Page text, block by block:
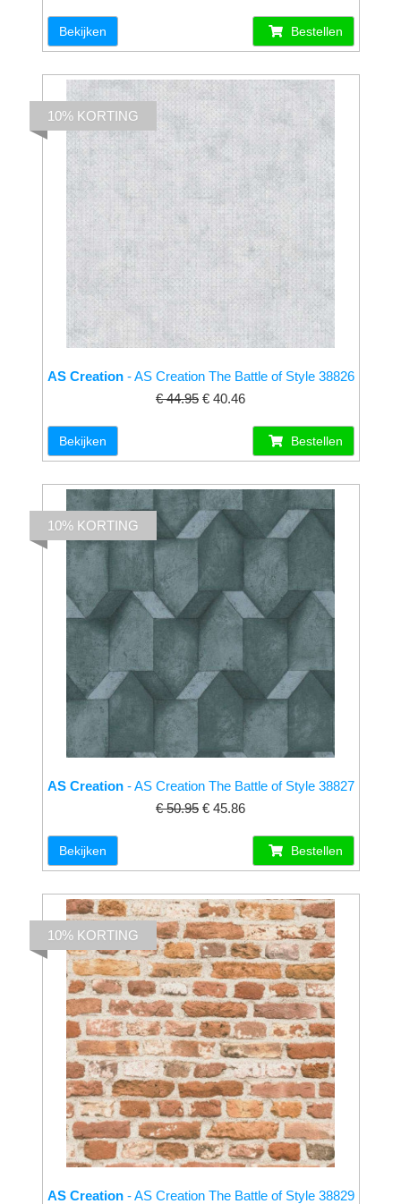
Bekijken Bestellen
AS Creation- AS Creation The Battle of Style 38826
€ 44.95 € 40.46
10% KORTING
Bekijken Bestellen
AS Creation- AS Creation The Battle of Style 38827
€ 50.95 € 45.86
10% KORTING
Bekijken Bestellen
AS Creation- AS Creation The Battle of Style 38829
10% KORTING